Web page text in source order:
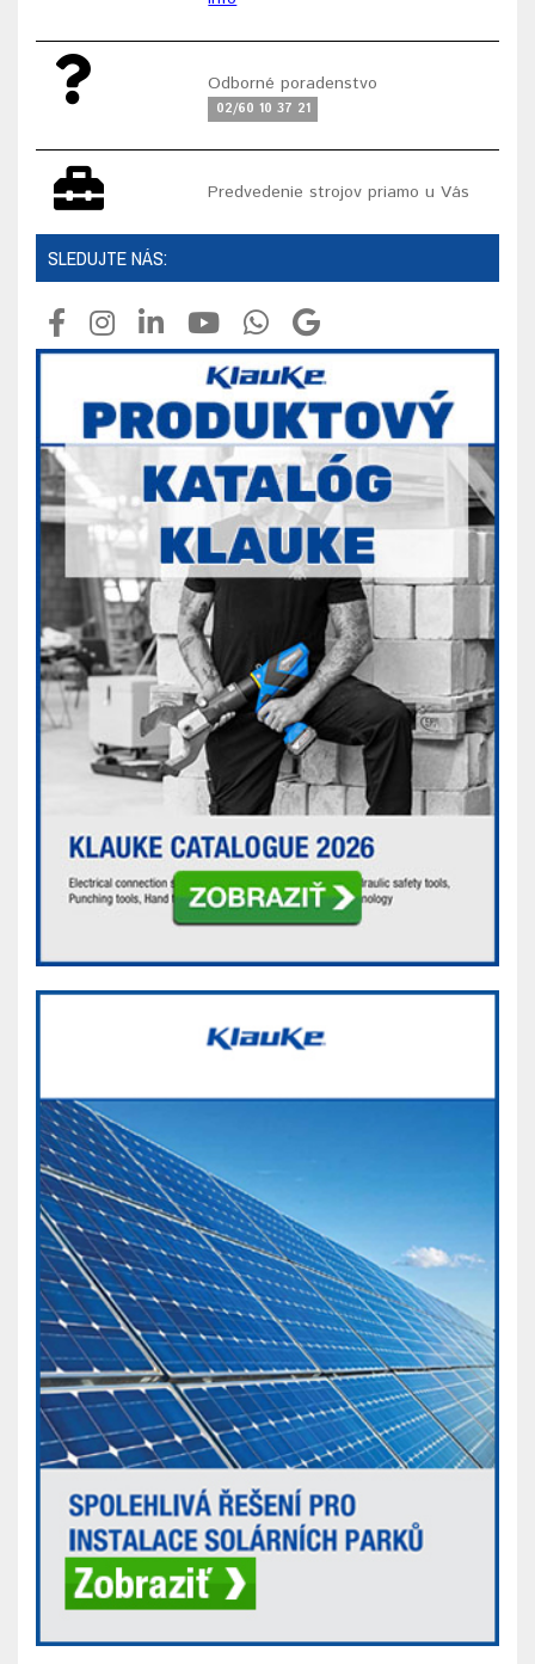
Odborné poradenstvo
02/60 10 37 21
Predvedenie strojov priamo u Vás
SLEDUJTE NÁS: